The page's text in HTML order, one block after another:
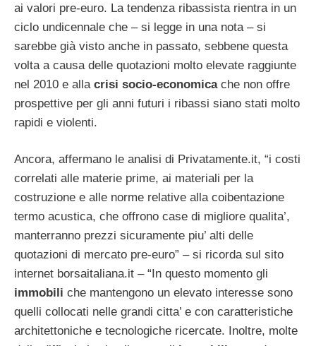
ai valori pre-euro. La tendenza ribassista rientra in un
ciclo undicennale che – si legge in una nota – si
sarebbe già visto anche in passato, sebbene questa
volta a causa delle quotazioni molto elevate raggiunte
nel 2010 e alla crisi socio-economicache non offre
prospettive per gli anni futuri i ribassi siano stati molto
rapidi e violenti.
Ancora, affermano le analisi di Privatamente.it, “i costi
correlati alle materie prime, ai materiali per la
costruzione e alle norme relative alla coibentazione
termo acustica, che offrono case di migliore qualita’,
manterranno prezzi sicuramente piu’ alti delle
quotazioni di mercato pre-euro” – si ricorda sul sito
internet borsaitaliana.it – “In questo momento gli
immobili che mantengono un elevato interesse sono
quelli collocati nelle grandi citta’ e con caratteristiche
architettoniche e tecnologiche ricercate. Inoltre, molte